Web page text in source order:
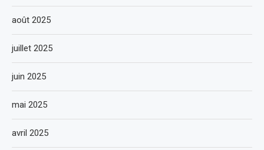
août 2025
juillet 2025
juin 2025
mai 2025
avril 2025